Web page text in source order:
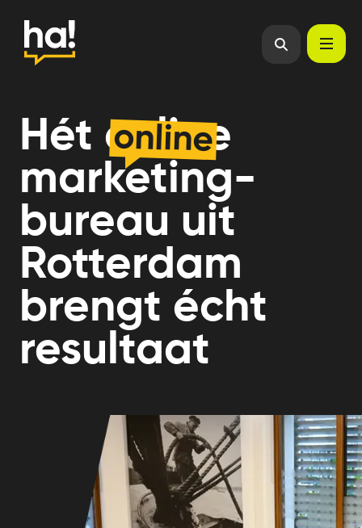
Hét online
marketing-
bureau uit
Rotterdam
brengt écht
resultaat
online